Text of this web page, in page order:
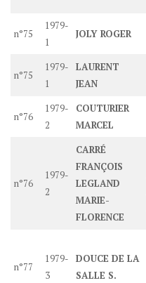
n°75
1979-
1
JOLY ROGER
n°75
1979-
1
LAURENT
JEAN
n°76
1979-
2
COUTURIER
MARCEL
n°76
1979-
2
CARRÉ
FRANÇOIS
LEGLAND
MARIE-
FLORENCE
n°77
1979-
3
DOUCE DE LA
SALLE S.